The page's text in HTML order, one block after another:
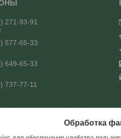
271-93-91
577-65-33
649-65-33
737-77-11
Обработка